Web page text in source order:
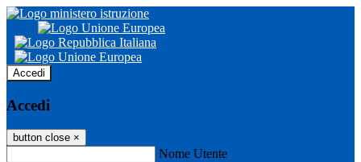
Accedi
Accedi
button close ×
Nome Utente